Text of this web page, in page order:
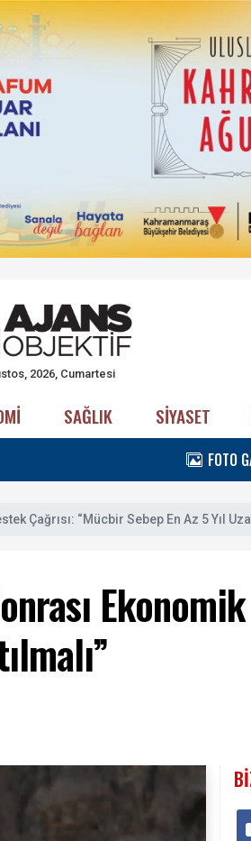
2026, Cumartesi
SAĞLIK SİYASET
FOTO
Çağrısı: “Mücbir Sebep En Az 5 Yıl